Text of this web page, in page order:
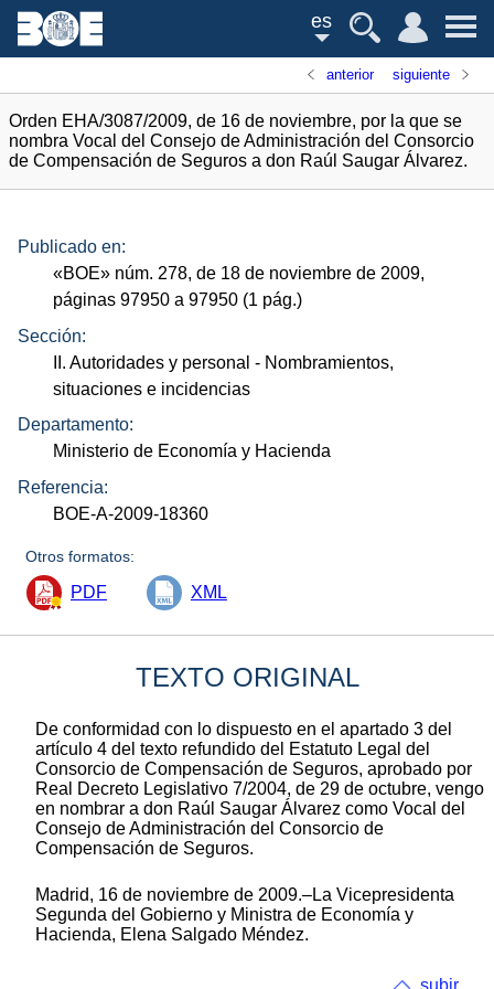
es
anterior siguiente
Orden EHA/3087/2009, de 16 de noviembre, por la que se
nombra Vocal del Consejo de Administración del Consorcio
de Compensación de Seguros a don Raúl Saugar Álvarez.
Publicado en:
«BOE» núm. 278, de 18 de noviembre de 2009,
páginas 97950 a 97950 (1 pág.)
Sección:
II. Autoridades y personal - Nombramientos,
situaciones e incidencias
Departamento:
Ministerio de Economía y Hacienda
Referencia:
BOE-A-2009-18360
Otros formatos:
PDF XML
TEXTO ORIGINAL
De conformidad con lo dispuesto en el apartado 3 del
artículo 4 del texto refundido del Estatuto Legal del
Consorcio de Compensación de Seguros, aprobado por
Real Decreto Legislativo 7/2004, de 29 de octubre, vengo
en nombrar a don Raúl Saugar Álvarez como Vocal del
Consejo de Administración del Consorcio de
Compensación de Seguros.
Madrid, 16 de noviembre de 2009.–La Vicepresidenta
Segunda del Gobierno y Ministra de Economía y
Hacienda, Elena Salgado Méndez.
subir